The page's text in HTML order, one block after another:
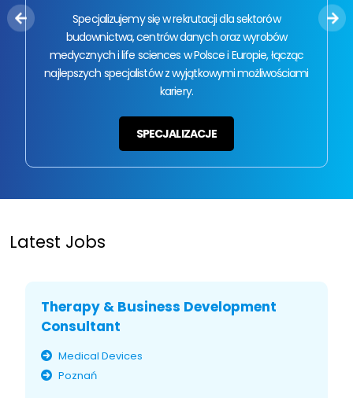
Specjalizujemy się w rekrutacji dla sektorów
budownictwa, centrów danych oraz wyrobów
medycznych i life sciences w Polsce i Europie, łącząc
najlepszych specjalistów z wyjątkowymi możliwościami
kariery.
SPECJALIZACJE
Latest Jobs
Therapy & Business Development
Consultant
Medical Devices
Poznań